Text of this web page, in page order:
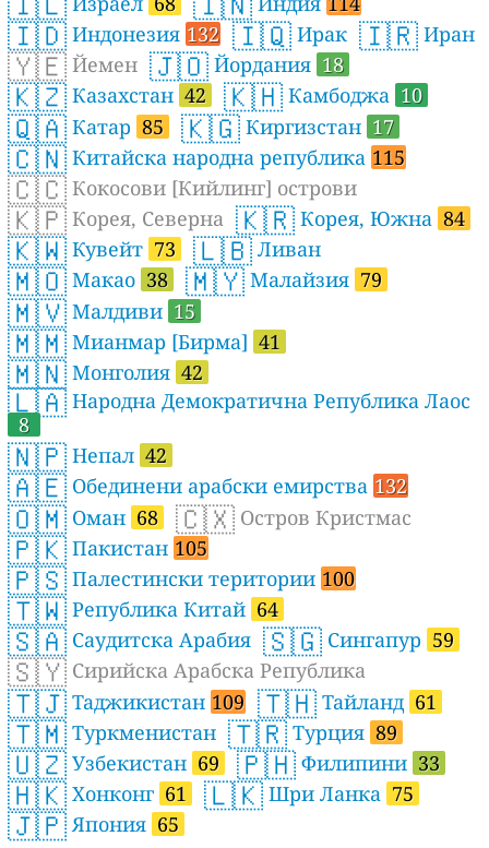
🇮🇩 Индонезия 132 🇮🇶 Ирак 🇮🇷 Иран
🇾🇪 Йемен 🇯🇴 Йордания 18
🇰🇿 Казахстан 42 🇰🇭 Камбоджа 10
🇶🇦 Катар 85 🇰🇬 Киргизстан 17
🇨🇳 Китайска народна република 115
🇨🇨 Кокосови [Кийлинг] острови
🇰🇵 Корея, Северна 🇰🇷 Корея, Южна 84
🇰🇼 Кувейт 73 🇱🇧 Ливан
🇲🇴 Макао 38 🇲🇾 Малайзия 79
🇲🇻 Малдиви 15
🇲🇲 Мианмар [Бирма] 41
🇲🇳 Монголия 42
🇱🇦 Народна Демократична Република Лаос
8
🇳🇵 Непал 42
🇦🇪 Обединени арабски емирства 132
🇴🇲 Оман 68 🇨🇽 Остров Кристмас
🇵🇰 Пакистан 105
🇵🇸 Палестински територии 100
🇹🇼 Република Китай 64
🇸🇦 Саудитска Арабия 🇸🇬 Сингапур 59
🇸🇾 Сирийска Арабска Република
🇹🇯 Таджикистан 109 🇹🇭 Тайланд 61
🇹🇲 Туркменистан 🇹🇷 Турция 89
🇺🇿 Узбекистан 69 🇵🇭 Филипини 33
🇭🇰 Хонконг 61 🇱🇰 Шри Ланка 75
🇯🇵Япония 65